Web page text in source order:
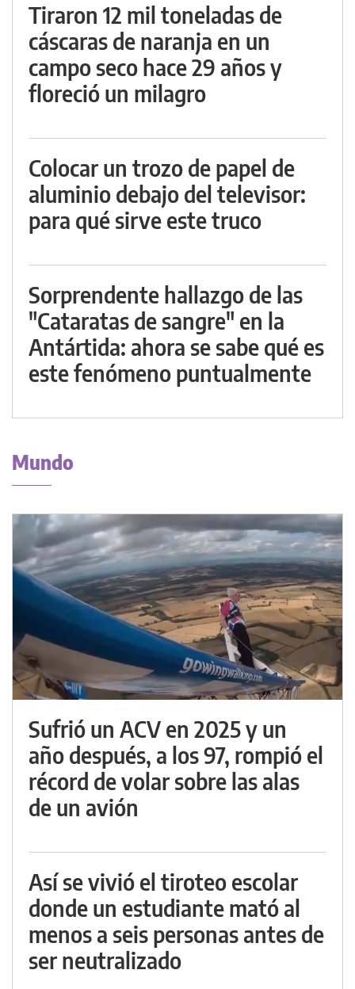
Tiraron 12 mil toneladas de
cáscaras de naranja en un
campo seco hace 29 años y
floreció un milagro
Colocar un trozo de papel de
aluminio debajo del televisor:
para qué sirve este truco
Sorprendente hallazgo de las
"Cataratas de sangre" en la
Antártida: ahora se sabe qué es
este fenómeno puntualmente
Mundo
Sufrió un ACV en 2025 y un
año después, a los 97, rompió el
récord de volar sobre las alas
de un avión
Así se vivió el tiroteo escolar
donde un estudiante mató al
menos a seis personas antes de
ser neutralizado